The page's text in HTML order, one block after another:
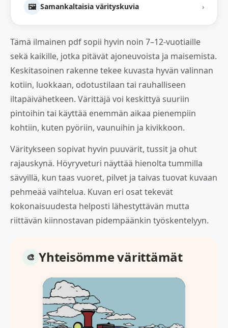
🖼️ Samankaltaisia värityskuvia ›
Tämä ilmainen pdf sopii hyvin noin 7–12-vuotiaille
sekä kaikille, jotka pitävät ajoneuvoista ja maisemista.
Keskitasoinen rakenne tekee kuvasta hyvän valinnan
kotiin, luokkaan, odotustilaan tai rauhalliseen
iltapäivähetkeen. Värittäjä voi keskittyä suuriin
pintoihin tai käyttää enemmän aikaa pienempiin
kohtiin, kuten pyöriin, vaunuihin ja kivikkoon.
Väritykseen sopivat hyvin puuvärit, tussit ja ohut
rajauskynä. Höyryveturi näyttää hienolta tummilla
sävyillä, kun taas vuoret, pilvet ja taivas tuovat kuvaan
pehmeää vaihtelua. Kuvan eri osat tekevät
kokonaisuudesta helposti lähestyttävän mutta
riittävän kiinnostavan pidempäänkin työskentelyyn.
Yhteisömme värittämät